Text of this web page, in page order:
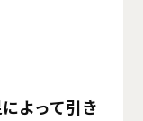
よって引き